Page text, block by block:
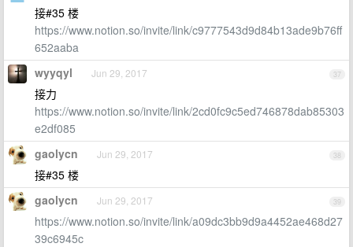
接#35 楼
https://www.notion.so/invite/link/c9777543d9d84b13ade9b76ff
652aaba
37
wyyqyl Jun 29, 2017
接力
https://www.notion.so/invite/link/2cd0fc9c5ed746878dab85303
e2df085
38
gaolycn Jun 29, 2017
接#35 楼
39
gaolycn Jun 29, 2017
https://www.notion.so/invite/link/a09dc3bb9d9a4452ae468d27
39c6945c